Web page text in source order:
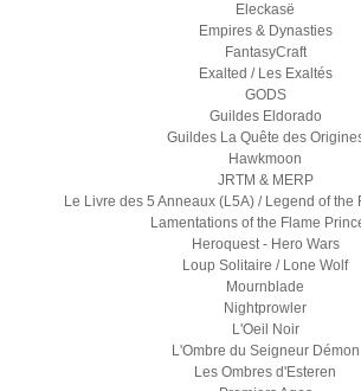
Eleckasë
Empires & Dynasties
FantasyCraft
Exalted / Les Exaltés
GODS
Guildes Eldorado
Guildes La Quête des
Hawkmoon
JRTM & MERP
Le Livre des 5 Anneaux (L5A) / Legend of the
Lamentations of the Flame
Heroquest - Hero Wars
Loup Solitaire / Lone Wolf
Mournblade
Nightprowler
L'Oeil Noir
L'Ombre du Seigneur Démon
Les Ombres d'Esteren